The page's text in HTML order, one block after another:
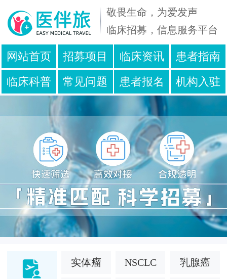
敬畏生命，为爱发声
临床招募，信息服务平台
免
费
咨
询
电
400
-
001
-
2811
在
线
人
工
客
09:00
~
23:00
网站首页 招募项目 临床资讯
患者指南
临床科普
常见问题 患者报名
机构入驻
服务声明
联系我们
实体瘤 NSCLC 乳腺癌